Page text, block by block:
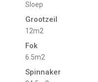
Sloep
Grootzeil
12m2
Fok
6.5m2
Spinnaker